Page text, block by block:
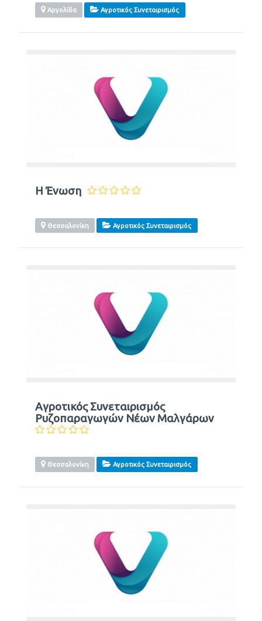
Αργολίδα Αγροτικός Συνεταιρισμός
Η Ένωση
Θεσσαλονίκη Αγροτικός Συνεταιρισμός
Αγροτικός Συνεταιρισμός
Ρυζοπαραγωγών Νέων Μαλγάρων
Θεσσαλονίκη Αγροτικός Συνεταιρισμός